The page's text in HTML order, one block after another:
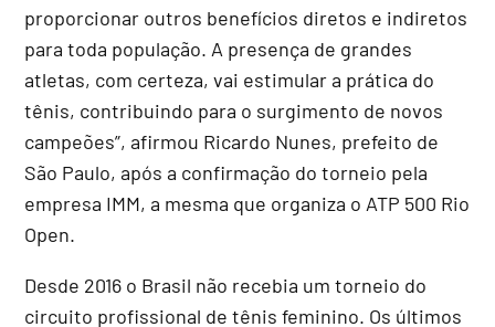
proporcionar outros benefícios diretos e indiretos
para toda população. A presença de grandes
atletas, com certeza, vai estimular a prática do
tênis, contribuindo para o surgimento de novos
campeões”, afirmou Ricardo Nunes, prefeito de
São Paulo, após a confirmação do torneio pela
empresa IMM, a mesma que organiza o ATP 500 Rio
Open.
Desde 2016 o Brasil não recebia um torneio do
circuito profissional de tênis feminino. Os últimos